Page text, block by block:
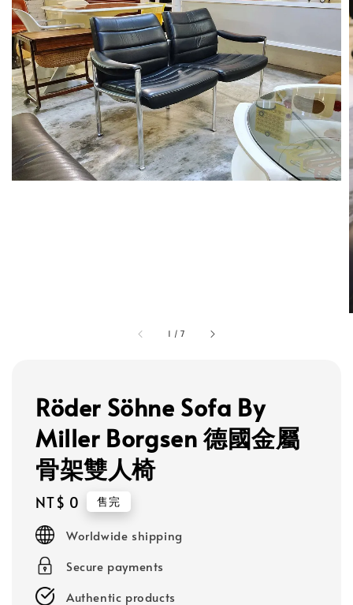
1 /7
Röder Söhne Sofa By
Miller Borgsen 德國金屬
骨架雙人椅
Regular
price
NT$ 0 售完
Worldwide shipping
Secure payments
Authentic products